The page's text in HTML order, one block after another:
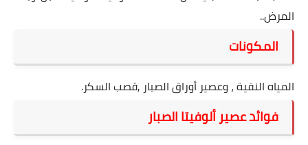
المرض..
المكونات
المياه النقية ، وعصير أوراق الصبار ,قصب السكر.
فوائد عصير ألوفيتا الصبار